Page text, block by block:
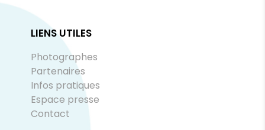
LIENS UTILES
Photographes
Partenaires
Infos pratiques
Espace presse
Contact